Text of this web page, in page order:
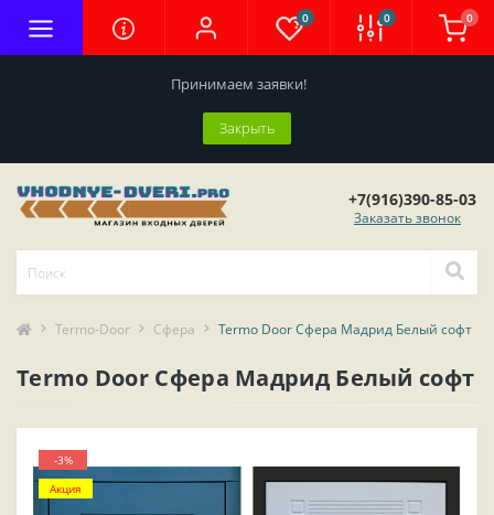
Принимаем заявки!
Закрыть
0 0 0
+7(916)390-85-03
Заказать звонок
Termo-Door Сфера Termo Door Сфера Мадрид Белый софт
Termo Door Сфера Мадрид Белый софт
-3%
Акция